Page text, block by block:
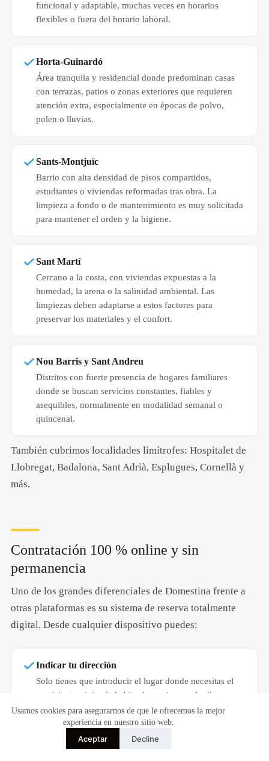
Usamos cookies para asegurarnos de que le ofrecemos la mejor
experiencia en nuestro sitio web.
Aceptar Decline
funcional y adaptable, muchas veces en horarios
flexibles o fuera del horario laboral.
Horta-Guinardó
Área tranquila y residencial donde predominan casas
con terrazas, patios o zonas exteriores que requieren
atención extra, especialmente en épocas de polvo,
polen o lluvias.
Sants-Montjuïc
Barrio con alta densidad de pisos compartidos,
estudiantes o viviendas reformadas tras obra. La
limpieza a fondo o de mantenimiento es muy solicitada
para mantener el orden y la higiene.
Sant Martí
Cercano a la costa, con viviendas expuestas a la
humedad, la arena o la salinidad ambiental. Las
limpiezas deben adaptarse a estos factores para
preservar los materiales y el confort.
Nou Barris y Sant Andreu
Distritos con fuerte presencia de hogares familiares
donde se buscan servicios constantes, fiables y
asequibles, normalmente en modalidad semanal o
quincenal.
También cubrimos localidades limítrofes: Hospitalet de
Llobregat, Badalona, Sant Adrià, Esplugues, Cornellà y
más.
Contratación 100 % online y sin
permanencia
Uno de los grandes diferenciales de Domestina frente a
otras plataformas es su sistema de reserva totalmente
digital. Desde cualquier dispositivo puedes:
Indicar tu dirección
Solo tienes que introducir el lugar donde necesitas el
servicio: tu vivienda habitual, un piso en alquiler o
incluso una segunda residencia en cualquier punto de
Barcelona o alrededores.